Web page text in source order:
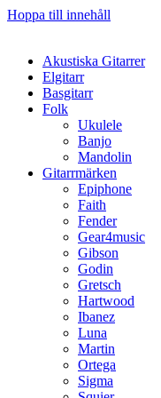
Hoppa till innehåll
Akustiska Gitarrer
Elgitarr
Basgitarr
Folk
Ukulele
Banjo
Mandolin
Gitarrmärken
Epiphone
Faith
Fender
Gear4music
Gibson
Godin
Gretsch
Hartwood
Ibanez
Luna
Martin
Ortega
Sigma